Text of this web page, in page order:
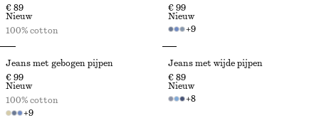
€ 89
Nieuw
100% cotton
€ 99
+9
Nieuw
Jeans met gebogen pijpen
€ 99
+9
Nieuw
100% cotton
Jeans met wijde pijpen
€ 89
+8
Nieuw